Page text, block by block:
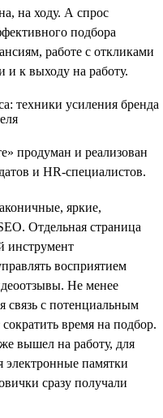
на ходу. А спрос
подбора
работе с откликами
и к выходу на работу.
продуман и реализован
и HR-специалистов.
яркие,
Отдельная страница
инструмент
восприятием
Не менее
связь с потенциальным
время на подбор.
вышел на работу, для
памятки
сразу получали